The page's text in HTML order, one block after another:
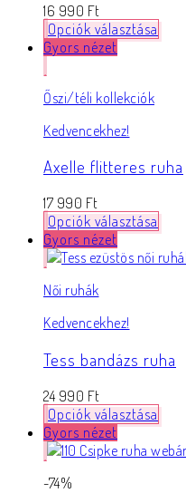
16 990 Ft
Opciók választása
Gyors nézet
Őszi/téli kollekciók
Kedvencekhez!
Axelle flitteres ruha
17 990 Ft
Opciók választása
Gyors nézet
Női ruhák
Kedvencekhez!
Tess bandázs ruha
24 990 Ft
Opciók választása
Gyors nézet
-74%